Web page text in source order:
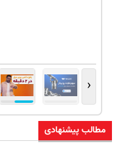
‹
مطالب پیشنهادی